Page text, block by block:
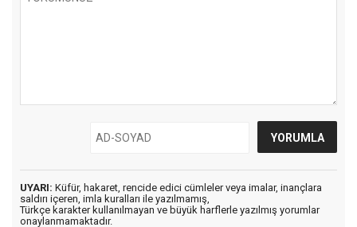
UYARI: Küfür, hakaret, rencide edici cümleler veya imalar, inançlara
saldırı içeren, imla kuralları ile yazılmamış,
Türkçe karakter kullanılmayan ve büyük harflerle yazılmış yorumlar
onaylanmamaktadır.